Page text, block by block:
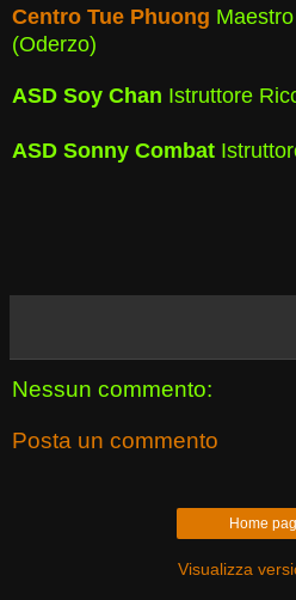
Centro Tue Phuong
(Oderzo)
ASD Soy Chan Istruttore
ASD Sonny Combat
Nessun commento:
Posta un commento
Home
Visualizza